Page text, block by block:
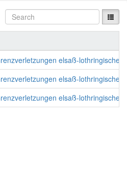
elsaß-lothringische
elsaß-lothringische
elsaß-lothringische